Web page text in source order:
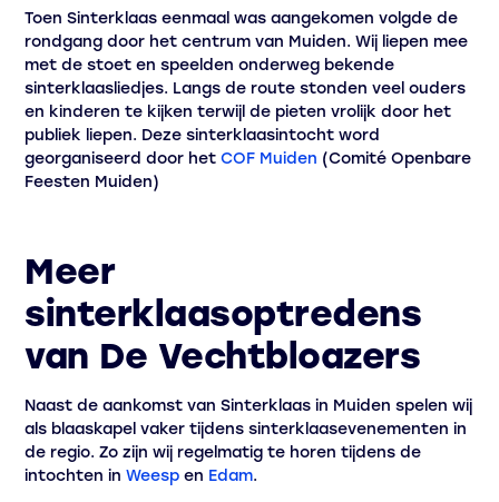
Toen Sinterklaas eenmaal was aangekomen volgde de
rondgang door het centrum van Muiden. Wij liepen mee
met de stoet en speelden onderweg bekende
sinterklaasliedjes. Langs de route stonden veel ouders
en kinderen te kijken terwijl de pieten vrolijk door het
publiek liepen. Deze sinterklaasintocht word
georganiseerd door hetCOF Muiden (Comité Openbare
Feesten Muiden)
Meer
sinterklaasoptredens
van De Vechtbloazers
Naast de aankomst van Sinterklaas in Muiden spelen wij
als blaaskapel vaker tijdens sinterklaasevenementen in
de regio. Zo zijn wij regelmatig te horen tijdens de
intochten inWeesp en Edam.